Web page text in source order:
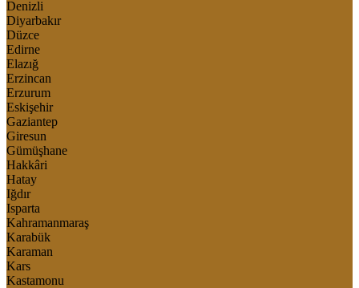
Denizli
Diyarbakır
Düzce
Edirne
Elazığ
Erzincan
Erzurum
Eskişehir
Gaziantep
Giresun
Gümüşhane
Hakkâri
Hatay
Iğdır
Isparta
Kahramanmaraş
Karabük
Karaman
Kars
Kastamonu